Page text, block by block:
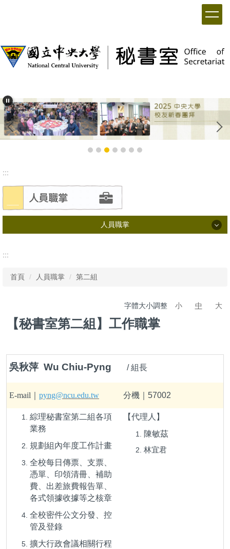
:::
人員職掌
:::
首頁 人員職掌 第二組
字體大小調整 小 中 大
【秘書室第二組】工作職掌
吳秋萍 Wu Chiu-Pyng / 組長
E-mail｜ pyng@ncu.edu.tw 分機｜57002
綜理秘書室第二組各項
業務
規劃組內年度工作計畫
全校每日傳票、支票、
憑單、印領清冊、補助
費、出差旅費報告單、
各式領據收據等之核章
全校密件公文分發、控
管及登錄
擴大行政會議相關行程
【代理人】
陳敏茲
林宜君